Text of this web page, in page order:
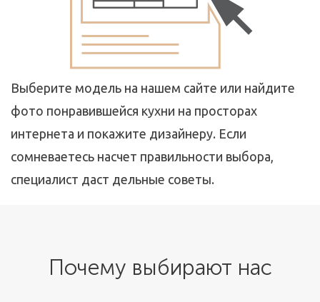
Выберите модель на нашем сайте или найдите
фото понравившейся кухни на просторах
интернета и покажите дизайнеру. Если
сомневаетесь насчет правильности выбора,
специалист даст дельные советы.
Почему выбирают нас